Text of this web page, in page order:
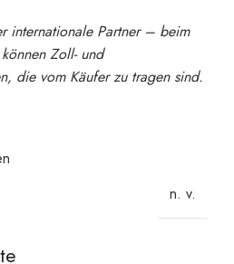
internationale Partner – beim
Zoll- und
die vom Käufer zu tragen sind.
n. v.